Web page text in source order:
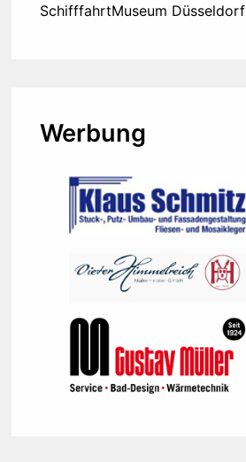
SchifffahrtMuseum Düsseldorf
Werbung